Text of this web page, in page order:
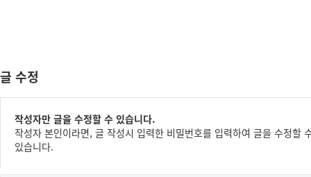
글 수정
작성자만 글을 수정할 수 있습니다.
작성자 본인이라면, 글 작성시 입력한 비밀번호를 입력하여 글을 수정할
있습니다.